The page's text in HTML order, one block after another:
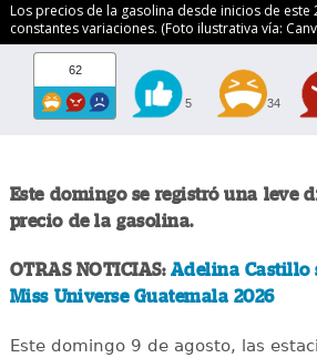
Los precios de la gasolina desde inicios de este
constantes variaciones. (Foto ilustrativa vía:
62
5 34
Este domingo se registró una leve
precio de la gasolina.
OTRAS NOTICIAS: Adelina Castillo
Miss Universe Guatemala 2026
Este domingo 9 de agosto, las